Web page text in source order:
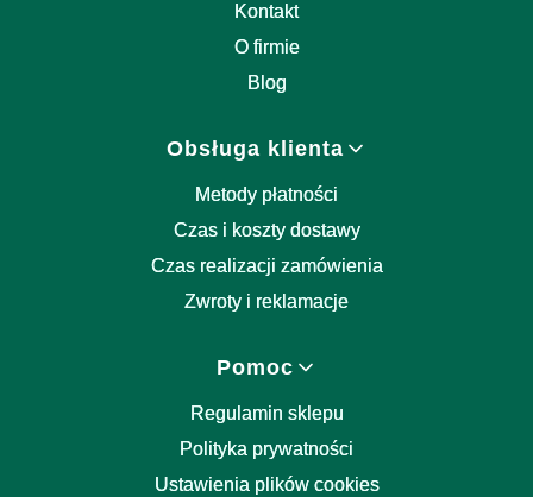
Kontakt
O firmie
Blog
Obsługa klienta
Metody płatności
Czas i koszty dostawy
Czas realizacji zamówienia
Zwroty i reklamacje
Pomoc
Regulamin sklepu
Polityka prywatności
Ustawienia plików cookies